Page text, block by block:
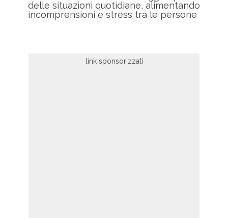
delle situazioni quotidiane, alimentando
incomprensioni e stress tra le persone